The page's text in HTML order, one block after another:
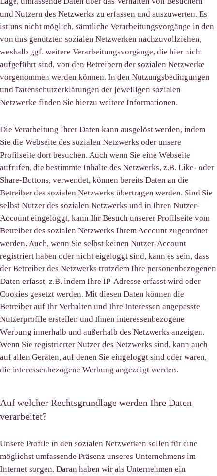
und Nutzern des Netzwerks zu erfassen und auszuwerten. Es
ist uns nicht möglich, sämtliche Verarbeitungsvorgänge in den
von uns genutzten sozialen Netzwerken nachzuvollziehen,
weshalb ggf. weitere Verarbeitungsvorgänge, die hier nicht
aufgeführt sind, von den Betreibern der sozialen Netzwerke
vorgenommen werden können. In den Nutzungsbedingungen
und Datenschutzerklärungen der jeweiligen sozialen
Netzwerke finden Sie hierzu weitere Informationen.
Die Verarbeitung Ihrer Daten kann ausgelöst werden, indem
Sie die Webseite des sozialen Netzwerks oder unsere
Profilseite dort besuchen. Auch wenn Sie eine Webseite
aufrufen, die bestimmte Inhalte des Netzwerks, z.B. Like- oder
Share-Buttons, verwendet, können bereits Daten an die
Betreiber des sozialen Netzwerks übertragen werden. Sind Sie
selbst Nutzer des sozialen Netzwerks und in Ihren Nutzer-
Account eingeloggt, kann Ihr Besuch unserer Profilseite vom
Betreiber des sozialen Netzwerks Ihrem Account zugeordnet
werden. Auch, wenn Sie selbst keinen Nutzer-Account
registriert haben oder nicht eigeloggt sind, kann es sein, dass
der Betreiber des Netzwerks trotzdem Ihre personenbezogenen
Daten erfasst, z.B. indem Ihre IP-Adresse erfasst wird oder
Cookies gesetzt werden. Mit diesen Daten können die
Betreiber auf Ihr Verhalten und Ihre Interessen angepasste
Nutzerprofile erstellen und Ihnen interessenbezogene
Werbung innerhalb und außerhalb des Netzwerks anzeigen.
Wenn Sie registrierter Nutzer des Netzwerks sind, kann auch
auf allen Geräten, auf denen Sie eingeloggt sind oder waren,
die interessenbezogene Werbung angezeigt werden.
Auf welcher Rechtsgrundlage werden Ihre Daten
verarbeitet?
Unsere Profile in den sozialen Netzwerken sollen für eine
möglichst umfassende Präsenz unseres Unternehmens im
Internet sorgen. Daran haben wir als Unternehmen ein